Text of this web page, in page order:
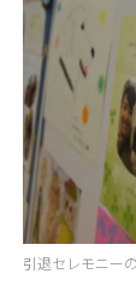
引退セレモニー